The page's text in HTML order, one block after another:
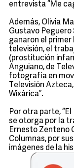
entrevista “Me
Además, Olivia
Gustavo Peguero
ganaron el primer
televisión, el
(prostitución
Anguiano, de
fotografía en
Televisión
Wixárica”.
Por otra parte,
se otorga por la
Ernesto Zenteno
Columnas, por
imágenes de la